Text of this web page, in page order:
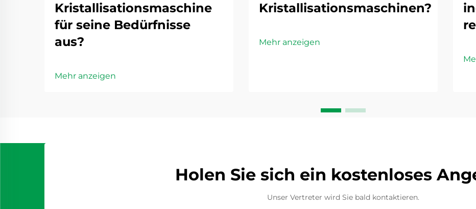
Kristallisationsmaschine
für seine Bedürfnisse
aus?
Mehr anzeigen
Kristallisationsmaschinen?
Mehr anzeigen
Holen Sie sich ein kostenloses
Unser Vertreter wird Sie bald kontaktieren.